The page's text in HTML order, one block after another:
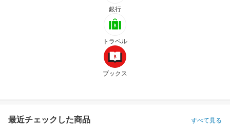
銀行
トラベル
ブックス
最近チェックした商品 すべて見る